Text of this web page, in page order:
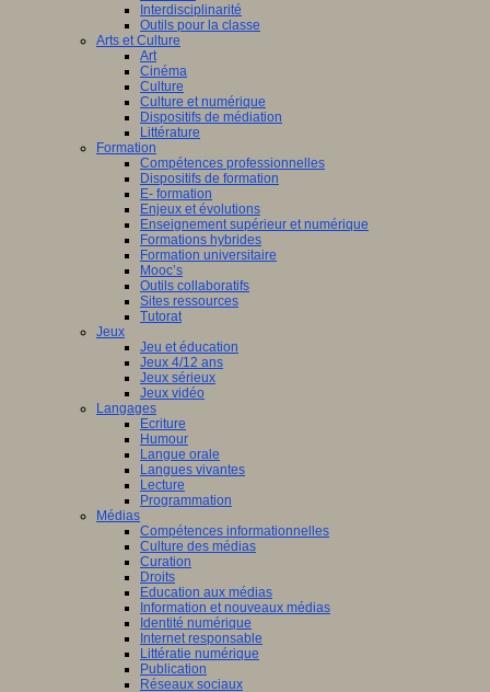
Interdisciplinarité
Outils pour la classe
Arts et Culture
Art
Cinéma
Culture
Culture et numérique
Dispositifs de médiation
Littérature
Formation
Compétences professionnelles
Dispositifs de formation
E- formation
Enjeux et évolutions
Enseignement supérieur et numérique
Formations hybrides
Formation universitaire
Mooc’s
Outils collaboratifs
Sites ressources
Tutorat
Jeux
Jeu et éducation
Jeux 4/12 ans
Jeux sérieux
Jeux vidéo
Langages
Ecriture
Humour
Langue orale
Langues vivantes
Lecture
Programmation
Médias
Compétences informationnelles
Culture des médias
Curation
Droits
Education aux médias
Information et nouveaux médias
Identité numérique
Internet responsable
Littératie numérique
Publication
Réseaux sociaux